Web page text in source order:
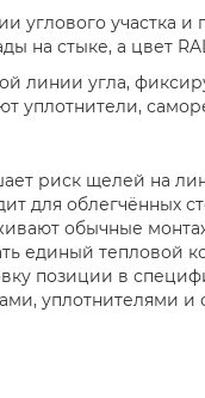
углового участка
на стыке, а цвет
линии угла,
уплотнители,
риск щелей на
для облегчённых
обычные
единый тепловой
позиции в
уплотнителями